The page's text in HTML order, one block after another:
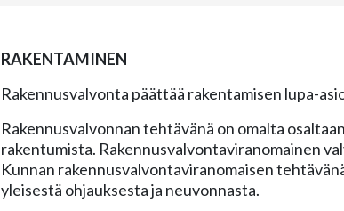
RAKENTAMINEN
Rakennusvalvonta päättää rakentamisen lupa-
Rakennusvalvonnan tehtävänä on omalta
rakentumista. Rakennusvalvontaviranomainen
Kunnan rakennusvalvontaviranomaisen
yleisestä ohjauksesta ja neuvonnasta.